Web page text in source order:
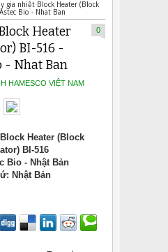
gia nhiệt Block Heater (Block
Bio - Nhat Ban
Heater
BI-516 -
- Nhat Ban
HAMESCO VIỆT NAM
0
Heater (Block
BI-516
Bio - Nhật Bản
Nhật Bản